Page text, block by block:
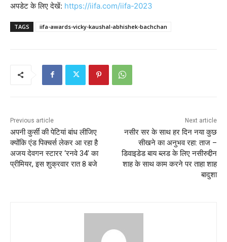
अपडेट के लिए देखें: https://iifa.com/iifa-2023
TAGS iifa-awards-vicky-kaushal-abhishek-bachchan
Previous article
अपनी कुर्सी की पेटियां बांध लीजिए
क्योंकि एंड पिक्चर्स लेकर आ रहा है
अजय देवगन स्टारर ‘रनवे 34’ का
प्रीमियर, इस शुक्रवार रात 8 बजे
Next article
नसीर सर के साथ हर दिन नया कुछ
सीखने का अनुभव रहा: ताज –
डिवाइडेड बाय ब्लड के लिए नसीरुद्दीन
शाह के साथ काम करने पर ताहा शाह
बादुशा